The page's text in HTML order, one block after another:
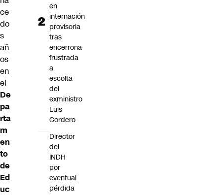
ce
do
s
añ
os
en
el
De
pa
rta
m
en
to
de
Ed
uc
en
internación
provisoria
tras
encerrona
frustrada
a
escolta
del
exministro
Luis
Cordero
Director
del
INDH
por
eventual
pérdida